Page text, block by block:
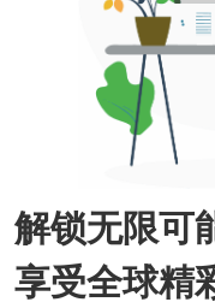
解锁无限可
享受全球精